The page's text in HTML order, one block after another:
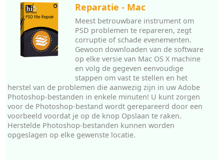
Reparatie - Mac
Meest betrouwbare instrument om
PSD problemen te repareren, zegt
corruptie of schade evenementen.
Gewoon downloaden van de software
op elke versie van Mac OS X machine
en volg de gegeven eenvoudige
stappen om vast te stellen en het
herstel van de problemen die aanwezig zijn in uw Adobe
Photoshop-bestanden in enkele minuten! U kunt zorgen
voor de Photoshop-bestand wordt gerepareerd door een
voorbeeld voordat je op de knop Opslaan te raken.
Herstelde Photoshop-bestanden kunnen worden
opgeslagen op elke gewenste locatie.